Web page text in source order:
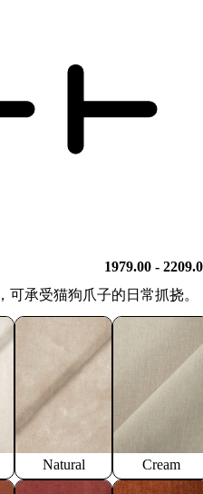
1979.00 -
可承受猫狗爪子的日常抓挠。
Natural Cream